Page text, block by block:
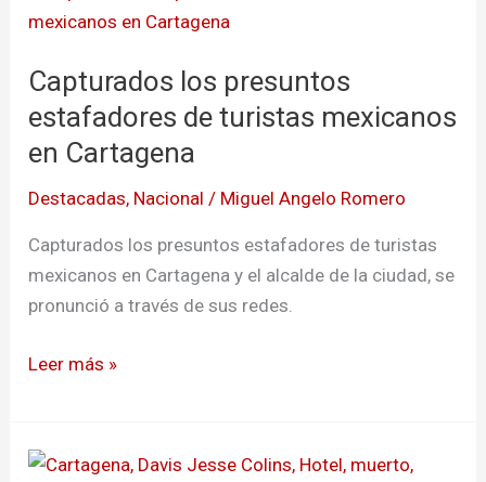
Capturados los presuntos
estafadores de turistas mexicanos
en Cartagena
Destacadas, Nacional / Miguel Angelo Romero
Capturados los presuntos estafadores de turistas
mexicanos en Cartagena y el alcalde de la ciudad, se
pronunció a través de sus redes.
los
estafadores
de
turistas
en
Leer más »
Ciudadano